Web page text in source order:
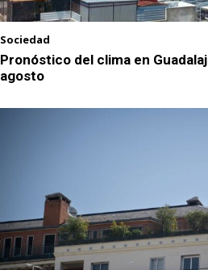
Sociedad
Pronóstico del clima en
agosto